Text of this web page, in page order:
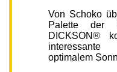
Von Schoko
Palette der
DICKSON®
optimalem